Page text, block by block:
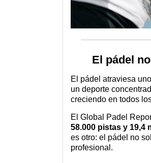
El pádel
El pádel atraviesa
un deporte
creciendo en todos
El Global Padel
58.000 pistas y 19,4
es otro: el pádel no
profesional.